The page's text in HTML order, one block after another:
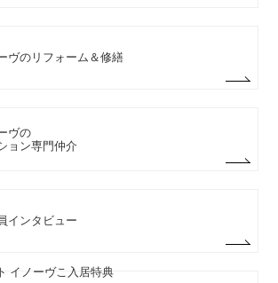
ヴのリフォーム＆修繕
ヴの
ョン専門仲介
インタビュー